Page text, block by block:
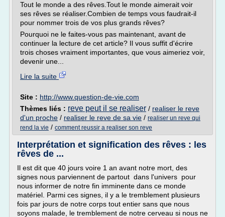
Tout le monde a des rêves.Tout le monde aimerait voir
ses rêves se réaliser.Combien de temps vous faudrait-il
pour nommer trois de vos plus grands rêves?
Pourquoi ne le faites-vous pas maintenant, avant de
continuer la lecture de cet article? Il vous suffit d'écrire
trois choses vraiment importantes, que vous aimeriez voir,
devenir une...
Lire la suite
Site : http://www.question-de-vie.com
Thèmes liés : reve peut il se realiser / realiser le reve
d'un proche / realiser le reve de sa vie / realiser un reve qui
rend la vie / comment reussir a realiser son reve
Interprétation et signification des rêves : les
rêves de ...
Il est dit que 40 jours voire 1 an avant notre mort, des
signes nous parviennent de partout dans l'univers pour
nous informer de notre fin imminente dans ce monde
matériel. Parmi ces signes, il y a le tremblement plusieurs
fois par jours de notre corps tout entier sans que nous
soyons malade, le tremblement de notre cerveau si nous ne